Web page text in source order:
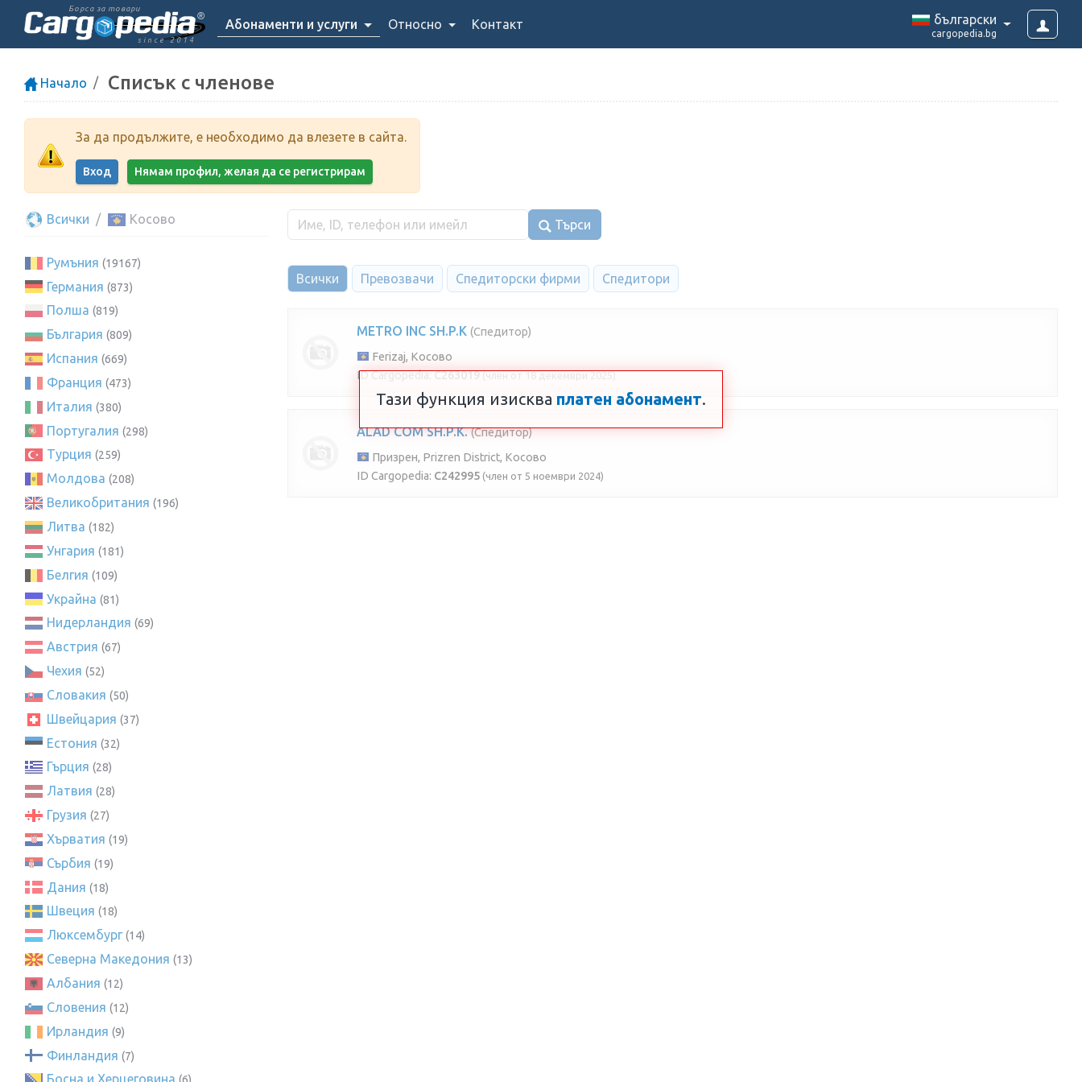
Борса за товари
since 2014
Абонаменти и услуги Относно Контакт български
cargopedia.bg
Начало Списък с членове
За да продължите, е необходимо да влезете в сайта.
Вход Нямам профил, желая да се регистрирам
Всички Косово
Румъния (19167)
Германия (873)
Полша (819)
България (809)
Испания (669)
Франция (473)
Италия (380)
Португалия (298)
Турция (259)
Молдова (208)
Великобритания (196)
Литва (182)
Унгария (181)
Белгия (109)
Украйна (81)
Нидерландия (69)
Австрия (67)
Чехия (52)
Словакия (50)
Швейцария (37)
Естония (32)
Гърция (28)
Латвия (28)
Грузия (27)
Хърватия (19)
Сърбия (19)
Дания (18)
Швеция (18)
Люксембург (14)
Северна Македония (13)
Албания (12)
Словения (12)
Ирландия (9)
Финландия (7)
Босна и Херцеговина
Търси
Всички Превозвачи Спедиторски фирми Спедитори
METRO INC SH.P.K (Спедитор)
Ferizaj, Косово
ID Cargopedia:C263019 (член от 18 декември 2025)
ALAD COM SH.P.K. (Спедитор)
Призрен, Prizren District, Косово
ID Cargopedia: C242995 (член от 5 ноември 2024)
Тази функция изисква платен абонамент.